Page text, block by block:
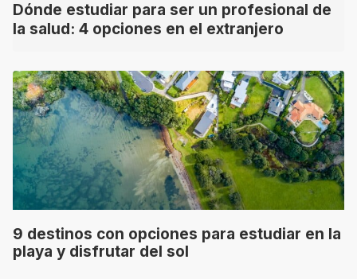
Dónde estudiar para ser un profesional de
la salud: 4 opciones en el extranjero
9 destinos con opciones para estudiar en la
playa y disfrutar del sol